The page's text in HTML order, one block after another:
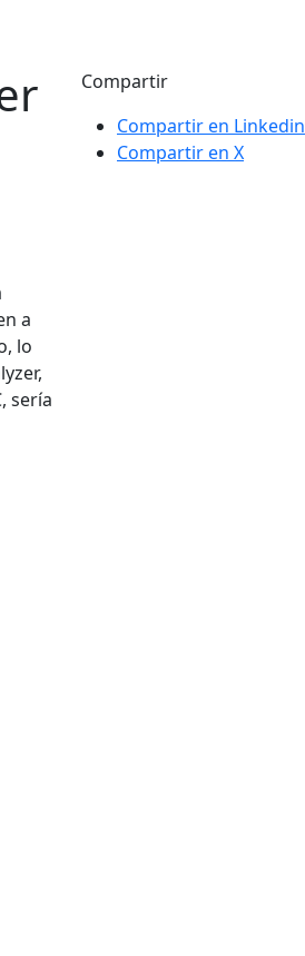
a
lo
sería
Compartir
Compartir en Linkedin
Compartir en X